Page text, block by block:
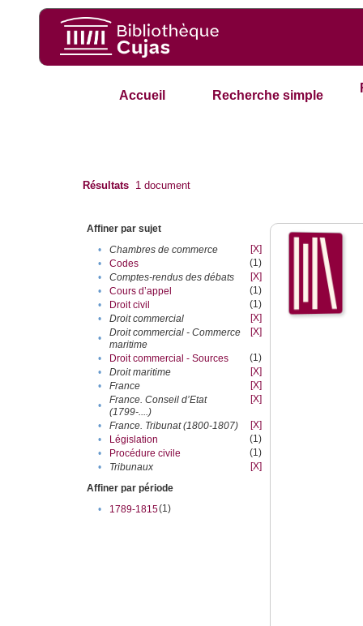
Accueil Recherche simple
Résultats 1 document
Affiner par sujet
•
Chambres de commerce
[X]
•
Codes
(1)
•
Comptes-rendus des débats
[X]
•
Cours d’appel
(1)
•
Droit civil
(1)
•
Droit commercial
[X]
•
Droit commercial - Commerce
maritime
[X]
• Droit commercial - Sources
(1)
•
Droit maritime
[X]
•
France
[X]
•
France. Conseil d’Etat
(1799-....)
[X]
• France. Tribunat (1800-1807)
[X]
•
Législation
(1)
•
Procédure civile
(1)
•
Tribunaux
[X]
Affiner par période
•
1789-1815(1)